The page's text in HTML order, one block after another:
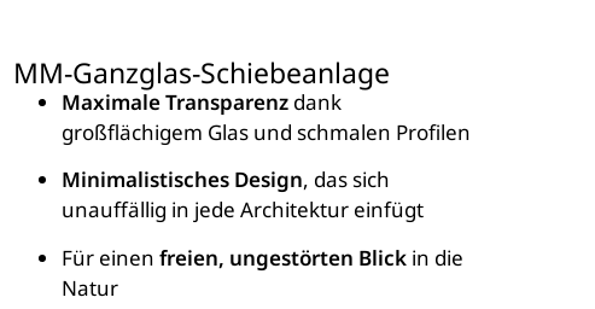
MM-Ganzglas-Schiebeanlage
Maximale Transparenz dank
großflächigem Glas und schmalen Profilen
Minimalistisches Design, das sich
unauffällig in jede Architektur einfügt
Für einen freien, ungestörten Blick in die
Natur